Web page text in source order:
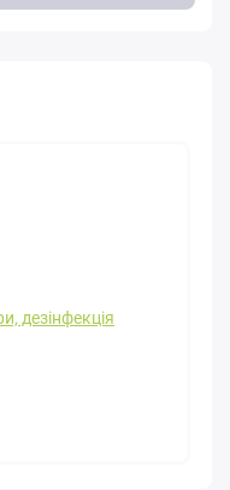
дезінфекція